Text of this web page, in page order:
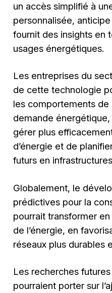
un accès simplifié à
personnalisée,
fournit des insights en
usages énergétiques.
Les entreprises du
de cette technologie
les comportements
demande
gérer plus
d’énergie et de
futurs en
Globalement, le
prédictives pour la
pourrait transformer
de l’énergie, en
réseaux plus durables
Les recherches
pourraient porter sur